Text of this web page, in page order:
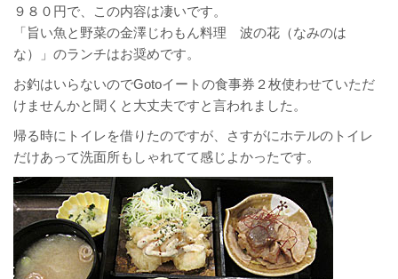
９８０円で、この内容は凄いです。
「旨い魚と野菜の金澤じわもん料理 波の花（なみのは
な）」のランチはお奨めです。
お釣はいらないのでGotoイートの食事券２枚使わせていただ
けませんかと聞くと大丈夫ですと言われました。
帰る時にトイレを借りたのですが、さすがにホテルのトイレ
だけあって洗面所もしゃれてて感じよかったです。